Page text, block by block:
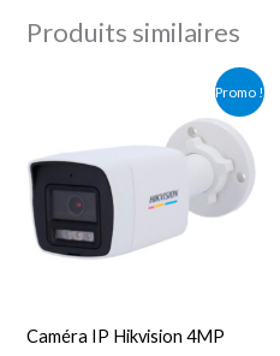
Produits similaires
Promo !
Caméra IP Hikvision 4MP
était :
122.90 €.
actuel
est :
116.45 €.